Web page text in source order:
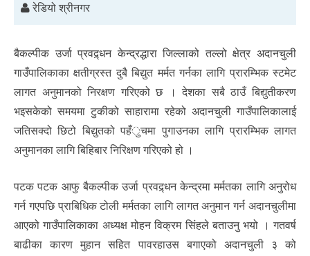
रेडियो श्रीनगर
बैकल्पीक उर्जा प्रवद्र्धन केन्द्रद्धारा जिल्लाको तल्लो क्षेत्र अदानचुली
गाउँपालिकाका क्षतीग्रस्त दुबै बिद्युत मर्मत गर्नका लागि प्रारम्भिक स्टमेट
लागत अनुमानको निरक्षण गरिएको छ । देशका सबै ठाउँ बिद्युतीकरण
भइसकेको समयमा टुकीको साहारामा रहेको अदानचुली गाउँपालिकालाई
जतिसक्दो छिटो बिद्युतको पहँुचमा पुगाउनका लागि प्रारम्भिक लागत
अनुमानका लागि बिहिबार निरिक्षण गरिएको हो ।
पटक पटक आफु बैकल्पीक उर्जा प्रवद्र्धन केन्द्रमा मर्मतका लागि अनुरोध
गर्न गएपछि प्राबिधिक टोली मर्मतका लागि लागत अनुमान गर्न अदानचुलीमा
आएको गाउँपालिकाका अध्यक्ष मोहन विक्रम सिंहले बताउनु भयो । गतवर्ष
बाढीका कारण मुहान सहित पावरहाउस बगाएको अदानचुली ३ को